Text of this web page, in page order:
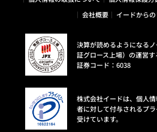
会社概要
イードから
決算が読めるようになる
証グロース上場）の運営す
証券コード：6038
株式会社イードは、個人
者に対して付与されるプ
受けています。